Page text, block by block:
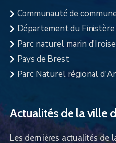
Communauté de
Département du Finistère
Parc naturel marin d'Iroise
Pays de Brest
Parc Naturel régional
Actualités de la ville
Les dernières actualités de